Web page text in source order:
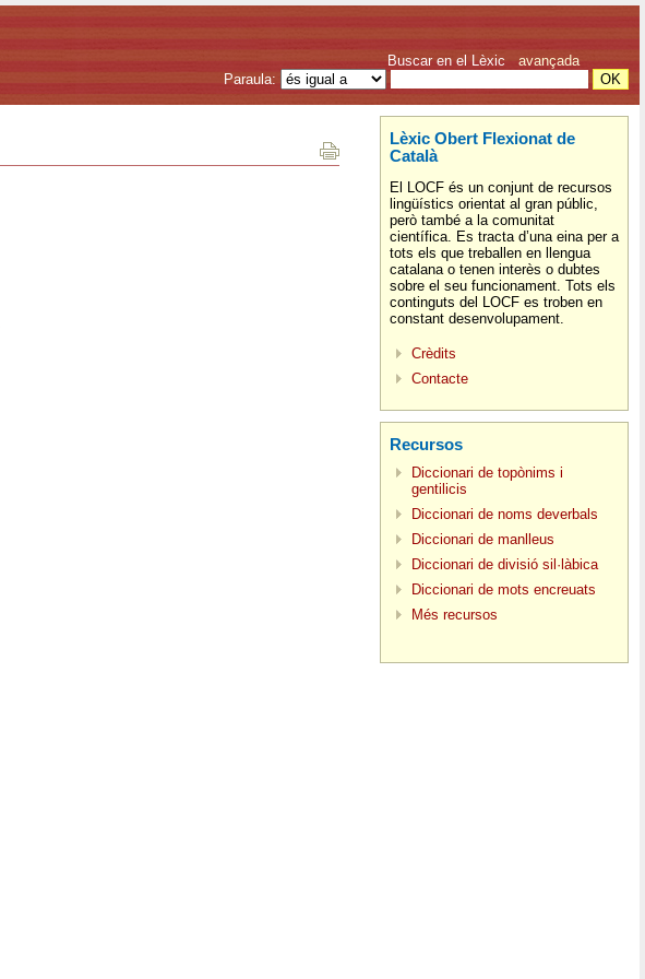
Buscar en el Lèxic avançada
Paraula:
Lèxic Obert Flexionat de
Català
El LOCF és un conjunt de recursos
lingüístics orientat al gran públic,
però també a la comunitat
científica. Es tracta d’una eina per a
tots els que treballen en llengua
catalana o tenen interès o dubtes
sobre el seu funcionament. Tots els
continguts del LOCF es troben en
constant desenvolupament.
Crèdits
Contacte
Recursos
Diccionari de topònims i
gentilicis
Diccionari de noms deverbals
Diccionari de manlleus
Diccionari de divisió sil·làbica
Diccionari de mots encreuats
Més recursos